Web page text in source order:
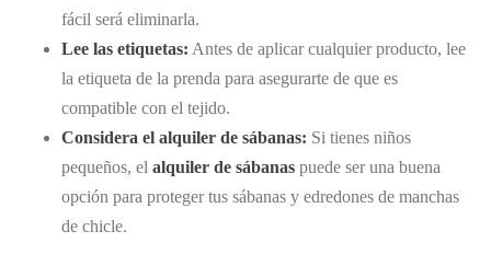
fácil será eliminarla.
Lee las etiquetas: Antes de aplicar cualquier producto, lee
la etiqueta de la prenda para asegurarte de que es
compatible con el tejido.
Considera el alquiler de sábanas: Si tienes niños
pequeños, el alquiler de sábanas puede ser una buena
opción para proteger tus sábanas y edredones de manchas
de chicle.